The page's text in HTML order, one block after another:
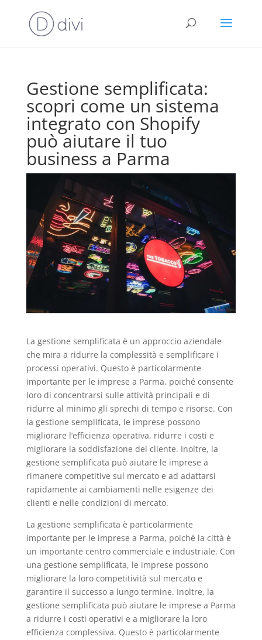
Gestione semplificata:
scopri come un sistema
integrato con Shopify
può aiutare il tuo
business a Parma
La gestione semplificata è un approccio aziendale
che mira a ridurre la complessità e semplificare i
processi operativi. Questo è particolarmente
importante per le imprese a Parma, poiché consente
loro di concentrarsi sulle attività principali e di
ridurre al minimo gli sprechi di tempo e risorse. Con
la gestione semplificata, le imprese possono
migliorare l’efficienza operativa, ridurre i costi e
migliorare la soddisfazione del cliente. Inoltre, la
gestione semplificata può aiutare le imprese a
rimanere competitive sul mercato e ad adattarsi
rapidamente ai cambiamenti nelle esigenze dei
clienti e nelle condizioni di mercato.
La gestione semplificata è particolarmente
importante per le imprese a Parma, poiché la città è
un importante centro commerciale e industriale. Con
una gestione semplificata, le imprese possono
migliorare la loro competitività sul mercato e
garantire il successo a lungo termine. Inoltre, la
gestione semplificata può aiutare le imprese a Parma
a ridurre i costi operativi e a migliorare la loro
efficienza complessiva. Questo è particolarmente